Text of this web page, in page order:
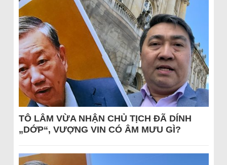
TÔ LÂM VỪA NHẬN CHỦ TỊCH ĐÃ DÍNH
„DỚP“, VƯỢNG VIN CÓ ÂM MƯU GÌ?